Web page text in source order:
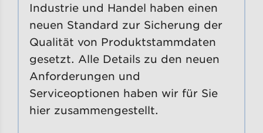
Industrie und Handel haben einen
neuen Standard zur Sicherung der
Qualität von Produktstammdaten
gesetzt. Alle Details zu den neuen
Anforderungen und
Serviceoptionen haben wir für Sie
hier zusammengestellt.